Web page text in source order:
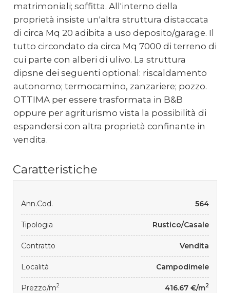
matrimoniali; soffitta. All'interno della
proprietà insiste un'altra struttura distaccata
di circa Mq 20 adibita a uso deposito/garage. Il
tutto circondato da circa Mq 7000 di terreno di
cui parte con alberi di ulivo. La struttura
dipsne dei seguenti optional: riscaldamento
autonomo; termocamino, zanzariere; pozzo.
OTTIMA per essere trasformata in B&B
oppure per agriturismo vista la possibilità di
espandersi con altra proprietà confinante in
vendita.
Caratteristiche
Ann.Cod. 564
Tipologia Rustico/Casale
Contratto Vendita
Località Campodimele
Prezzo/m2 416.67 €/m2